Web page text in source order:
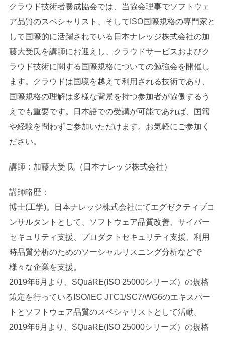
クラウド技術者養成協会では、当協会理事でソフトウェ
ア品質のスペシャリスト、そしてISO国際規格の専門家と
して国際的に活躍されている日本ナレッジ株式会社の加
藤大受氏を講師にお迎えし、クラウドサービスおよびク
ラウド技術に関する国際規格についての勉強会を開催し
ます。クラウドは国境を越えて利用される技術であり、
国際規格の理解は多様な背景を持つ参加者が協働するう
えでも重要です。日本語での受講が可能であれば、国籍
や経験を問わずご参加いただけます。お気軽にご参加く
ださい。
講師：加藤大受 氏（日本ナレッジ株式会社）
講師略歴：
博士(工学)。日本ナレッジ株式会社にてエグゼクティブコ
ンサルタントとして、ソフトウェア品質改善、サイバー
セキュリティ支援、プロダクトセキュリティ支援、利用
時品質分析のためのソーシャルリスニング分析などで
様々な企業を支援。
2019年6月より、SQuaRE(ISO 25000シリーズ）の規格
策定を行っているISO/IEC JTC1/SC7/WG6のエキスパー
トとソフトウェア品質のスペシャリストとして活動。
2019年6月より、SQuaRE(ISO 25000シリーズ）の規格